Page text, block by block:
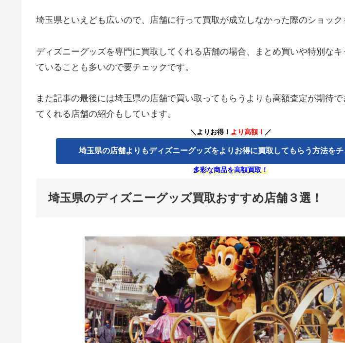
埼玉県といえども広いので、店舗に行って買取が成立しなかった際のショック
ディズニーグッズを専門に買取してくれる店舗の場合、まとめ買いや特別なキ
ていることも多いので要チェックです。
また記事の最後には埼玉県の店舗で買い取ってもらうよりも高額査定が期待
てくれる店舗の紹介もしています。
＼よりお得！ より高額！ ／
埼玉県の店舗よりもディズニーグッズをよりお得に買取してもらう方法を
多彩な商品を高額買取！
埼玉県のディズニーグッズ買取おすすめ店舗３選！